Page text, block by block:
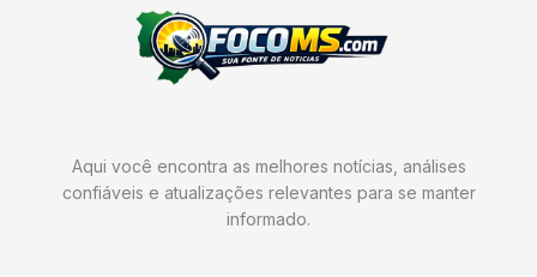
Aqui você encontra as melhores notícias, análises
confiáveis e atualizações relevantes para se manter
informado.